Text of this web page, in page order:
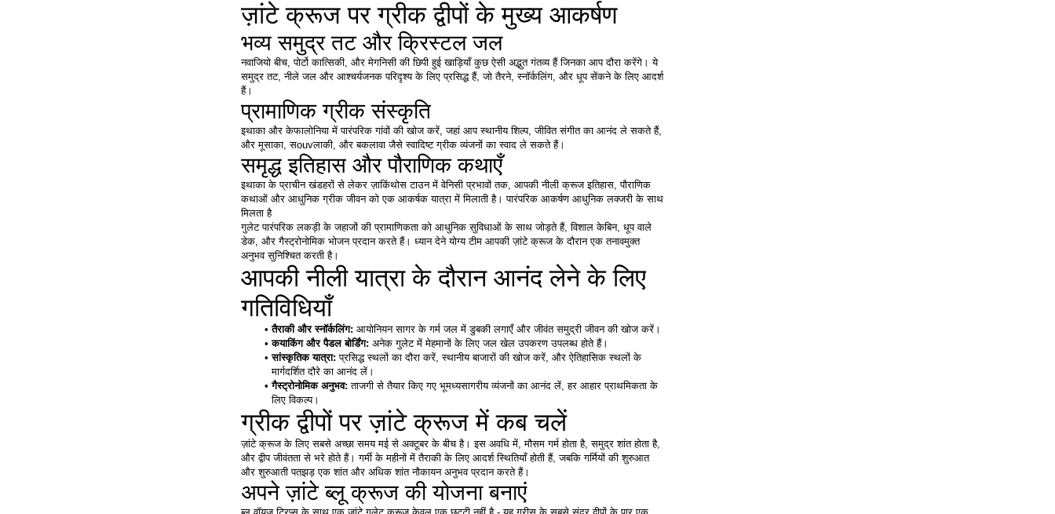
ज़ांटे क्रूज पर ग्रीक द्वीपों के मुख्य आकर्षण
भव्य समुद्र तट और क्रिस्टल जल
नवाजियो बीच, पोर्टो कात्सिकी, और मेगनिसी की छिपी हुई खाड़ियाँ कुछ ऐसी अद्भुत गंतव्य हैं जिनका आप दौरा करेंगे। ये
समुद्र तट, नीले जल और आश्चर्यजनक परिदृश्य के लिए प्रसिद्ध हैं, जो तैरने, स्नॉर्कलिंग, और धूप सेंकने के लिए आदर्श
हैं।
प्रामाणिक ग्रीक संस्कृति
इथाका और केफालोनिया में पारंपरिक गांवों की खोज करें, जहां आप स्थानीय शिल्प, जीवित संगीत का आनंद ले सकते हैं,
और मूसाका, सouvलाकी, और बकलावा जैसे स्वादिष्ट ग्रीक व्यंजनों का स्वाद ले सकते हैं।
समृद्ध इतिहास और पौराणिक कथाएँ
इथाका के प्राचीन खंडहरों से लेकर ज़ाकिंथोस टाउन में वेनिसी प्रभावों तक, आपकी नीली क्रूज इतिहास, पौराणिक
कथाओं और आधुनिक ग्रीक जीवन को एक आकर्षक यात्रा में मिलाती है। पारंपरिक आकर्षण आधुनिक लक्जरी के साथ
मिलता है
गुलेट पारंपरिक लकड़ी के जहाजों की प्रामाणिकता को आधुनिक सुविधाओं के साथ जोड़ते हैं, विशाल केबिन, धूप वाले
डेक, और गैस्ट्रोनोमिक भोजन प्रदान करते हैं। ध्यान देने योग्य टीम आपकी ज़ांटे क्रूज के दौरान एक तनावमुक्त
अनुभव सुनिश्चित करती है।
आपकी नीली यात्रा के दौरान आनंद लेने के लिए
गतिविधियाँ
तैराकी और स्नॉर्कलिंग: आयोनियन सागर के गर्म जल में डुबकी लगाएँ और जीवंत समुद्री जीवन की खोज करें।
कयाकिंग और पैडल बोर्डिंग: अनेक गुलेट में मेहमानों के लिए जल खेल उपकरण उपलब्ध होते हैं।
सांस्कृतिक यात्रा: प्रसिद्ध स्थलों का दौरा करें, स्थानीय बाजारों की खोज करें, और ऐतिहासिक स्थलों के
मार्गदर्शित दौरे का आनंद लें।
गैस्ट्रोनोमिक अनुभव: ताजगी से तैयार किए गए भूमध्यसागरीय व्यंजनों का आनंद लें, हर आहार प्राथमिकता के
लिए विकल्प।
ग्रीक द्वीपों पर ज़ांटे क्रूज में कब चलें
ज़ांटे क्रूज के लिए सबसे अच्छा समय मई से अक्टूबर के बीच है। इस अवधि में, मौसम गर्म होता है, समुद्र शांत होता है,
और द्वीप जीवंतता से भरे होते हैं। गर्मी के महीनों में तैराकी के लिए आदर्श स्थितियाँ होती हैं, जबकि गर्मियों की शुरुआत
और शुरुआती पतझड़ एक शांत और अधिक शांत नौकायन अनुभव प्रदान करते हैं।
अपने ज़ांटे ब्लू क्रूज की योजना बनाएं